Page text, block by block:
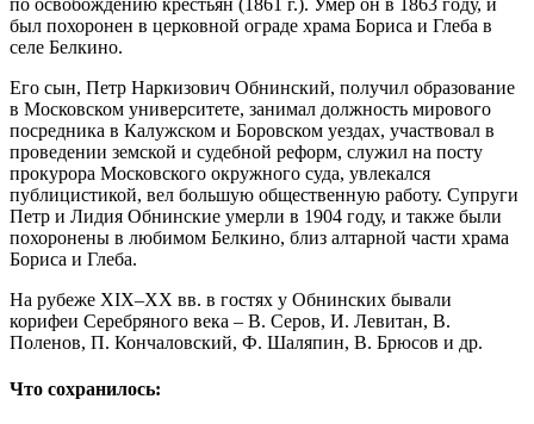
был похоронен в церковной ограде храма Бориса и Глеба в
селе Белкино.
Его сын, Петр Наркизович Обнинский, получил образование
в Московском университете, занимал должность мирового
посредника в Калужском и Боровском уездах, участвовал в
проведении земской и судебной реформ, служил на посту
прокурора Московского окружного суда, увлекался
публицистикой, вел большую общественную работу. Супруги
Петр и Лидия Обнинские умерли в 1904 году, и также были
похоронены в любимом Белкино, близ алтарной части храма
Бориса и Глеба.
На рубеже XIX–XX вв. в гостях у Обнинских бывали
корифеи Серебряного века – В. Серов, И. Левитан, В.
Поленов, П. Кончаловский, Ф. Шаляпин, В. Брюсов и др.
Что сохранилось: